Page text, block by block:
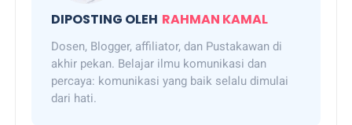
DIPOSTING OLEH RAHMAN KAMAL
Dosen, Blogger, affiliator, dan Pustakawan di
akhir pekan. Belajar ilmu komunikasi dan
percaya: komunikasi yang baik selalu dimulai
dari hati.